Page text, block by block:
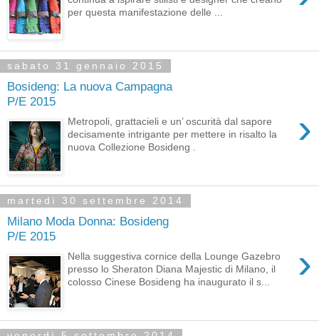
per questa manifestazione delle ...
sabato 31 gennaio 2015
Bosideng: La nuova Campagna
P/E 2015
›
Metropoli, grattacieli e un’ oscurità dal sapore
decisamente intrigante per mettere in risalto la
nuova Collezione Bosideng .
martedì 30 settembre 2014
Milano Moda Donna: Bosideng
P/E 2015
›
Nella suggestiva cornice della Lounge Gazebro
presso lo Sheraton Diana Majestic di Milano, il
colosso Cinese Bosideng ha inaugurato il s...